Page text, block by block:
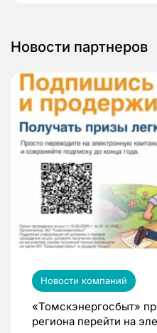
Новости партнеров
Новости компаний
«Томскэнергосбыт»
региона перейти на